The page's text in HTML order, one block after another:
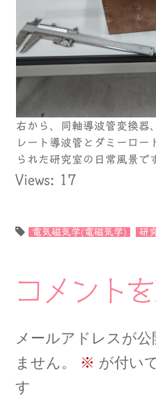
右から、同軸導波管変換器
レート導波管とダミーロー
られた研究室の日常風景で
Views: 17
電気磁気学(電磁気学) 研
コメント
メールアドレスが
ません。
※ が付い
す